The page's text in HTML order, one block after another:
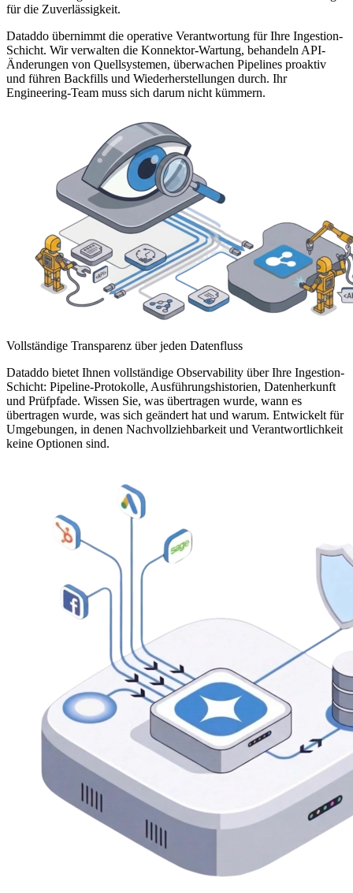
für die Zuverlässigkeit.
Dataddo übernimmt die operative Verantwortung für Ihre Ingestion-
Schicht. Wir verwalten die Konnektor-Wartung, behandeln API-
Änderungen von Quellsystemen, überwachen Pipelines proaktiv
und führen Backfills und Wiederherstellungen durch. Ihr
Engineering-Team muss sich darum nicht kümmern.
Vollständige Transparenz über jeden Datenfluss
Dataddo bietet Ihnen vollständige Observability über Ihre Ingestion-
Schicht: Pipeline-Protokolle, Ausführungshistorien, Datenherkunft
und Prüfpfade. Wissen Sie, was übertragen wurde, wann es
übertragen wurde, was sich geändert hat und warum. Entwickelt für
Umgebungen, in denen Nachvollziehbarkeit und Verantwortlichkeit
keine Optionen sind.